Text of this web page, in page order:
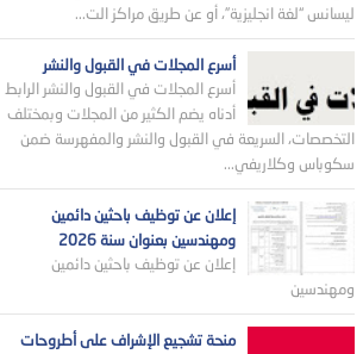
ليسانس “لغة انجليزية”، أو عن طريق مراكز الت...
أسرع المجلات في القبول والنشر
أسرع المجلات في القبول والنشر الرابط
أدناه يضم الكثير من المجلات وبمختلف
التخصصات، السريعة في القبول والنشر والمفهرسة ضمن
سكوباس وكلاريفي...
إعلان عن توظيف باحثين دائمين
ومهندسين بعنوان سنة 2026
إعلان عن توظيف باحثين دائمين
ومهندسين
منحة تشجيع الإشراف على أطروحات